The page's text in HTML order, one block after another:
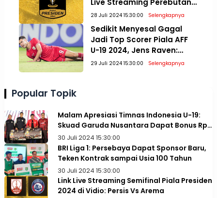
Posisi Tiga dan Final Piala
Presiden 2024
28 Juli 2024 15:30:00 Selengkapnya
Sedikit Menyesal Gagal
Jadi Top Scorer Piala AFF
U-19 2024, Jens Raven:
Paling Penting Juara!
29 Juli 2024 15:30:00 Selengkapnya
Popular Topik
Malam Apresiasi Timnas Indonesia U-19:
Skuad Garuda Nusantara Dapat Bonus Rp1
Miliar
30 Juli 2024 15:30:00
BRI Liga 1: Persebaya Dapat Sponsor Baru,
Teken Kontrak sampai Usia 100 Tahun
30 Juli 2024 15:30:00
Link Live Streaming Semifinal Piala Presiden
2024 di Vidio: Persis Vs Arema